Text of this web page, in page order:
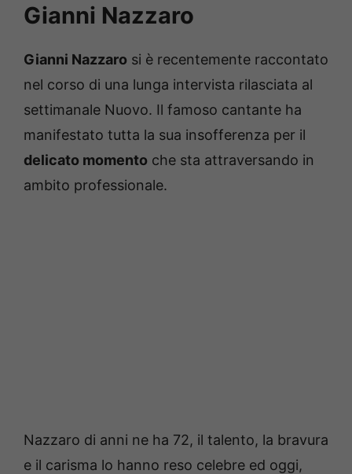
Gianni Nazzaro
Gianni Nazzaro si è recentemente raccontato
nel corso di una lunga intervista rilasciata al
settimanale Nuovo. Il famoso cantante ha
manifestato tutta la sua insofferenza per il
delicato momento che sta attraversando in
ambito professionale.
Nazzaro di anni ne ha 72, il talento, la bravura
e il carisma lo hanno reso celebre ed oggi,